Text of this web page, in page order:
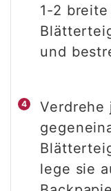
1-2
und
Verdrehe
lege sie